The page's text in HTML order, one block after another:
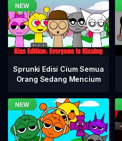
Sprunki Edisi Cium Semua
Orang Sedang Mencium